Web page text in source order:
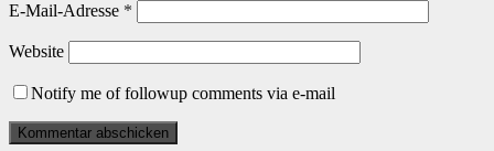
E-Mail-Adresse *
Website
Notify me of followup comments via e-mail